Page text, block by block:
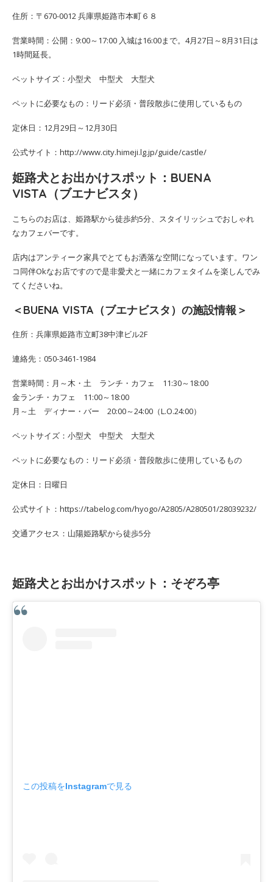
住所：〒670-0012 兵庫県姫路市本町６８
営業時間：公開：9:00～17:00 入城は16:00まで。4月27日～8月31日は
1時間延長。
ペットサイズ：小型犬 中型犬 大型犬
ペットに必要なもの：リード必須・普段散歩に使用しているもの
定休日：12月29日～12月30日
公式サイト：http://www.city.himeji.lg.jp/guide/castle/
姫路犬とお出かけスポット：BUENA
VISTA（ブエナビスタ）
こちらのお店は、姫路駅から徒歩約5分、スタイリッシュでおしゃれ
なカフェバーです。
店内はアンティーク家具でとてもお洒落な空間になっています。ワン
コ同伴Okなお店ですので是非愛犬と一緒にカフェタイムを楽しんでみ
てくださいね。
＜BUENA VISTA（ブエナビスタ）の施設情報＞
住所：兵庫県姫路市立町38中津ビル2F
連絡先：050-3461-1984
営業時間：月～木・土 ランチ・カフェ 11:30～18:00
金ランチ・カフェ 11:00～18:00
月～土 ディナー・バー 20:00～24:00（L.O.24:00）
ペットサイズ：小型犬 中型犬 大型犬
ペットに必要なもの：リード必須・普段散歩に使用しているもの
定休日：日曜日
公式サイト：https://tabelog.com/hyogo/A2805/A280501/28039232/
交通アクセス：山陽姫路駅から徒歩5分
姫路犬とお出かけスポット：そぞろ亭
この投稿をInstagramで見る